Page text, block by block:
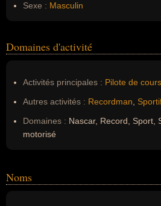
Sexe : Masculin
Domaines d'activité
Activités principales : Pilote de
Autres activités : Recordman
Domaines : Nascar, Record, Sport,
motorisé
Noms